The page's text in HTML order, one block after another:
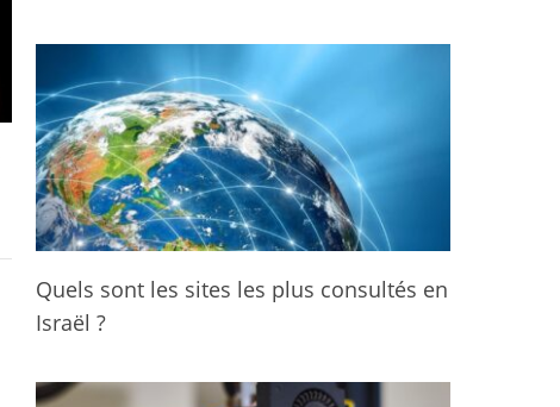
Quels sont les sites les plus consultés en
Israël ?